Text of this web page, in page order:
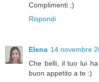
Complimenti ;)
Rispondi
Elena 14 novembre
Che belli, il tuo lui
buon appetito a te :)